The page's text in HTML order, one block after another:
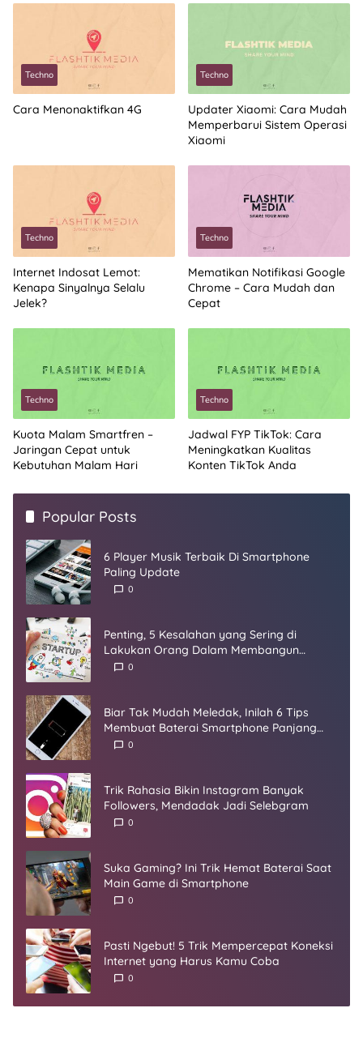
Techno
Cara Menonaktifkan 4G
Techno
Updater Xiaomi: Cara Mudah
Memperbarui Sistem Operasi
Xiaomi
Techno
Internet Indosat Lemot:
Kenapa Sinyalnya Selalu
Jelek?
Techno
Mematikan Notifikasi Google
Chrome – Cara Mudah dan
Cepat
Techno
Kuota Malam Smartfren –
Jaringan Cepat untuk
Kebutuhan Malam Hari
Techno
Jadwal FYP TikTok: Cara
Meningkatkan Kualitas
Konten TikTok Anda
Popular Posts
6 Player Musik Terbaik Di Smartphone
Paling Update
0
Penting, 5 Kesalahan yang Sering di
Lakukan Orang Dalam Membangun
Startup
0
Biar Tak Mudah Meledak, Inilah 6 Tips
Membuat Baterai Smartphone Panjang
Umur
0
Trik Rahasia Bikin Instagram Banyak
Followers, Mendadak Jadi Selebgram
0
Suka Gaming? Ini Trik Hemat Baterai Saat
Main Game di Smartphone
0
Pasti Ngebut! 5 Trik Mempercepat Koneksi
Internet yang Harus Kamu Coba
0